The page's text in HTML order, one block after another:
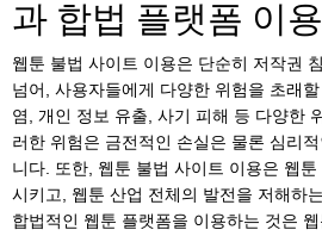
과 합법 플랫폼 이
웹툰 불법 사이트 이용은 단순히 저작권
넘어, 사용자들에게 다양한 위험을 초래
염, 개인 정보 유출, 사기 피해 등 다양한
러한 위험은 금전적인 손실은 물론 심리
니다. 또한, 웹툰 불법 사이트 이용은 웹
시키고, 웹툰 산업 전체의 발전을 저해하
합법적인 웹툰 플랫폼을 이용하는 것은